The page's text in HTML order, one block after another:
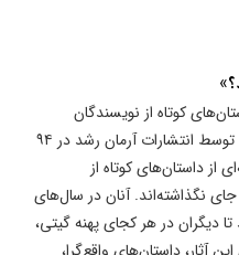
کوتاه از نویسندگان
ناشناس)» با ترجمه «آوا علی‌حسین» توسط انتشارات آرمان رشد در ۹۴
داستان‌های کوتاه از
نگذاشته‌اند. آنان در سال‌های
تا دیگران در هر کجای پهنه گیتی،